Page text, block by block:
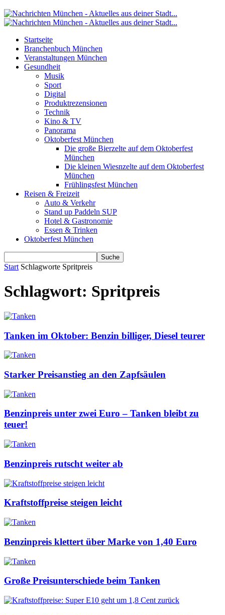
Startseite
Branchenbuch München
Veranstaltungen München
Gesundheit
Musik
Sport
Digital
Produktrezensionen
Technik
Kino & TV
Panorama
Oktoberfest München
Die große Bierzelte auf dem Oktoberfest
München
Die kleinen Wiesnzelte auf dem Oktoberfest
München
Frühlingsfest München
Reisen & Freizeit
Auto & Verkehr
Stand up Paddeln SUP
Hotel & Gastronomie
Essen & Trinken
Oktoberfest München
Start Schlagworte Spritpreis
Schlagwort: Spritpreis
Tanken im Oktober: Benzin billiger, Diesel teurer
Starker Preisanstieg an den Zapfsäulen
Benzinpreis unter zwei Euro – Tanken bleibt zu
teuer!
Benzinpreis rutscht weiter ab
Kraftstoffpreise steigen leicht
Benzinpreis klettert über Marke von 1,40 Euro
Große Preisunterschiede beim Tanken